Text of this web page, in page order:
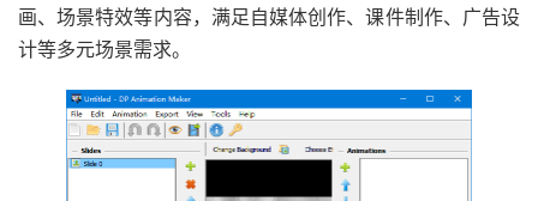
画、场景特效等内容，满足自媒体创作、课件制作、广告设
计等多元场景需求。